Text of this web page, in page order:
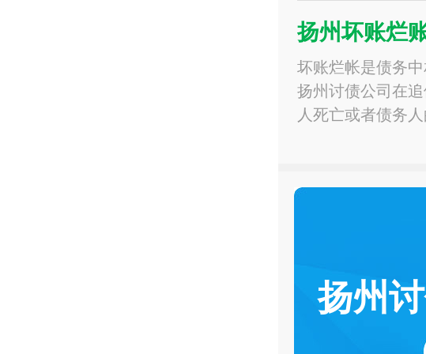
扬州坏账烂
坏账烂帐是债务
扬州讨债公司在
人死亡或者债务
扬州